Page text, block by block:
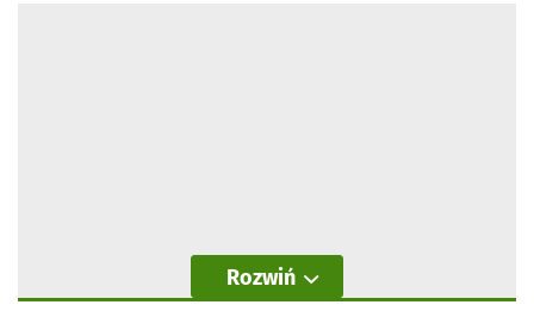
Rozwiń